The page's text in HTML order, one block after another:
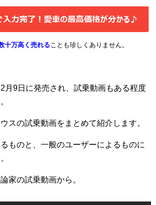
十万高く売れることも珍しくありません。
月9日に発売され、試乗動画もある程度
スの試乗動画をまとめて紹介します。
ものと、一般のユーザーによるものに
家の試乗動画から。